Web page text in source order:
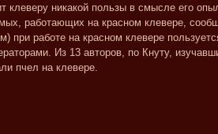
клеверу никакой пользы в смысле его
работающих на красном клевере,
при работе на красном клевере
Из 13 авторов, по Кнуту,
пчел на клевере.